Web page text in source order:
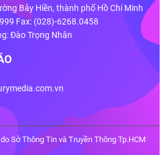
Bảy Hiền, thành phố Hồ Chí Minh
Fax: (028)-6268.0458
Đào Trọng Nhân
Sở Thông Tin và Truyền Thông Tp.HCM